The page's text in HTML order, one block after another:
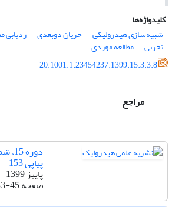
کلیدواژه‌ها
شبیه‌سازی هیدرولیکی
جریان دوبعدی ردیابی
تجربی
مطالعه موردی
20.1001.1.23454237.1399.15.3.3.8
مراجع
پیاپی 153
پاییز 1399
صفحه45